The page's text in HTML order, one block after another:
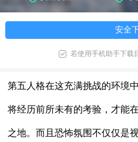
安全
若使用手机助手下载
第五人格在这充满挑战的环境
将经历前所未有的考验，才能
之地。而且恐怖氛围不仅仅是